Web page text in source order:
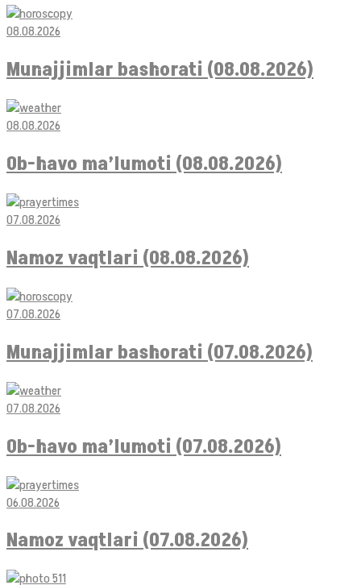
08.08.2026
Munajjimlar bashorati (08.08.2026)
08.08.2026
Ob-havo ma’lumoti (08.08.2026)
07.08.2026
Namoz vaqtlari (08.08.2026)
07.08.2026
Munajjimlar bashorati (07.08.2026)
07.08.2026
Ob-havo ma’lumoti (07.08.2026)
06.08.2026
Namoz vaqtlari (07.08.2026)